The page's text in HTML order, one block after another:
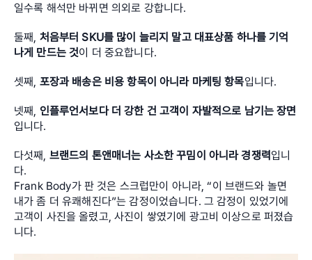
일수록 해석만 바뀌면 의외로 강합니다.
둘째, 처음부터 SKU를 많이 늘리지 말고 대표상품 하나를 기억
나게 만드는 것이 더 중요합니다.
셋째, 포장과 배송은 비용 항목이 아니라 마케팅 항목입니다.
넷째, 인플루언서보다 더 강한 건 고객이 자발적으로 남기는 장면
입니다.
다섯째, 브랜드의 톤앤매너는 사소한 꾸밈이 아니라 경쟁력 입니
다.
Frank Body가 판 것은 스크럽만이 아니라, “이 브랜드와 놀면
내가 좀 더 유쾌해진다”는 감정이었습니다. 그 감정이 있었기에
고객이 사진을 올렸고, 사진이 쌓였기에 광고비 이상으로 퍼졌습
니다.